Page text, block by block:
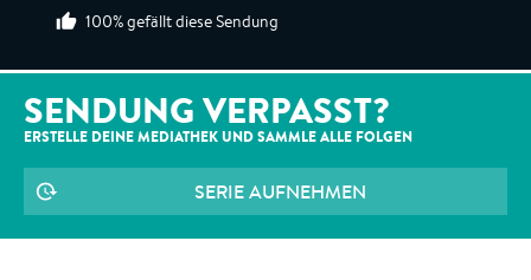
100% gefällt diese Sendung
SENDUNG VERPASST?
ERSTELLE DEINE MEDIATHEK UND SAMMLE ALLE FOLGEN
SERIE AUFNEHMEN